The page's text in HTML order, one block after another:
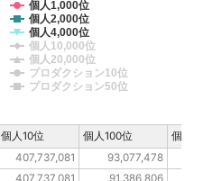
個人1,000位
個人2,000位
個人4,000位
個人10,000位
個人20,000位
プロダクション10位
プロダクション50位
407,737,081 93,077,478
個人10位 個人100位
個人